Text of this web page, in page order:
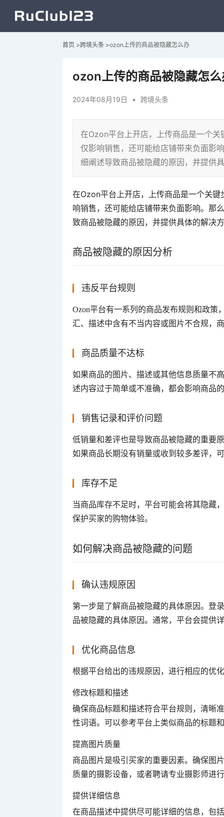
首页 >跨境头条 >ozon上传的商品被隐藏怎么办
ozon上传的商品被隐藏怎
2024年08月19日 • 跨境头条
在Ozon平台上开店，上传商品是一个
仅影响销售，还可能给店铺带来负面影
细阐述导致商品被隐藏的原因，并提供
在Ozon平台上开店，上传商品是一个关
响销售，还可能给店铺带来负面影响。那
致商品被隐藏的原因，并提供具体的解决
商品被隐藏的原因分析
违反平台规则
Ozon平台有一系列的商品发布规则和政策
汇、描述中含有不当内容或图片不合规，
商品质量不达标
如果商品的图片、描述或其他信息质量不
述内容过于简单或不准确，都会影响商品
销售记录和评价问题
低销量和差评也是导致商品被隐藏的重要
如果商品长期没有销量或收到较多差评，
库存不足
当商品库存不足时，平台可能会将其隐藏
保护买家的购物体验。
如何解决商品被隐藏的问题
确认违规原因
第一步是了解商品被隐藏的具体原因。登
品被隐藏的具体原因。通常，平台会提供
优化商品信息
根据平台给出的违规原因，进行相应的优
修改标题和描述
确保商品标题和描述符合平台规则，清晰
性词语。可以参考平台上类似商品的标题
提高图片质量
商品图片是吸引买家的重要因素。确保图
质量的摄影设备，或者聘请专业摄影师进
提供详细信息
在商品描述中提供尽可能详细的信息，包